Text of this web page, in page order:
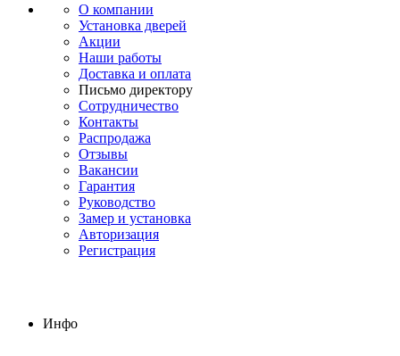
О компании
Установка дверей
Акции
Наши работы
Доставка и оплата
Письмо директору
Сотрудничество
Контакты
Распродажа
Отзывы
Вакансии
Гарантия
Руководство
Замер и установка
Авторизация
Регистрация
Инфо